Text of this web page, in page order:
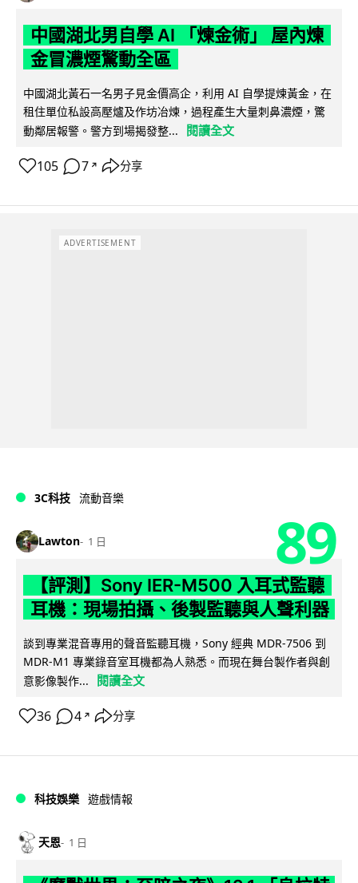
中國湖北男自學 AI 「煉金術」 屋內煉
金冒濃煙驚動全區
中國湖北黃石一名男子見金價高企，利用 AI 自學提煉黃金，在
租住單位私設高壓爐及作坊冶煉，過程產生大量刺鼻濃煙，驚
動鄰居報警。警方到場揭發整...
閱讀全文
105 7 ↗ 分享
ADVERTISEMENT
3C科技 流動音樂
Lawton 1 日 89
【評測】Sony IER-M500 入耳式監聽
耳機：現場拍攝、後製監聽與人聲利器
談到專業混音專用的聲音監聽耳機，Sony 經典 MDR-7506 到
MDR-M1 專業錄音室耳機都為人熟悉。而現在舞台製作者與創
意影像製作...
閱讀全文
36 4 ↗ 分享
科技娛樂 遊戲情報
天恩 1 日